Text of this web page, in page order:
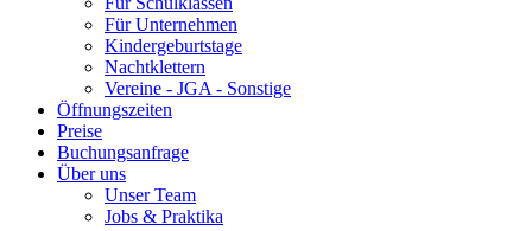
Für Unternehmen
Kindergeburtstage
Nachtklettern
Vereine - JGA - Sonstige
Öffnungszeiten
Preise
Buchungsanfrage
Über uns
Unser Team
Jobs & Praktika